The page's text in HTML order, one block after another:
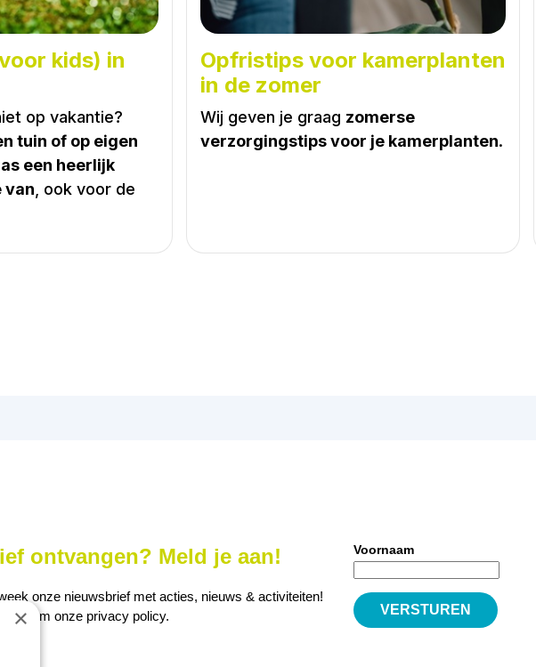
kids) in
op vakantie?
tuin of op eigen
een heerlijk
van, ook voor de
Opfristips voor kamerplanten
in de zomer
Wij geven je graag zomerse
verzorgingstips voor je kamerplanten.
ontvangen? Meld je aan!
onze nieuwsbrief met acties, nieuws & activiteiten!
conform onze privacy policy.
Voornaam
×